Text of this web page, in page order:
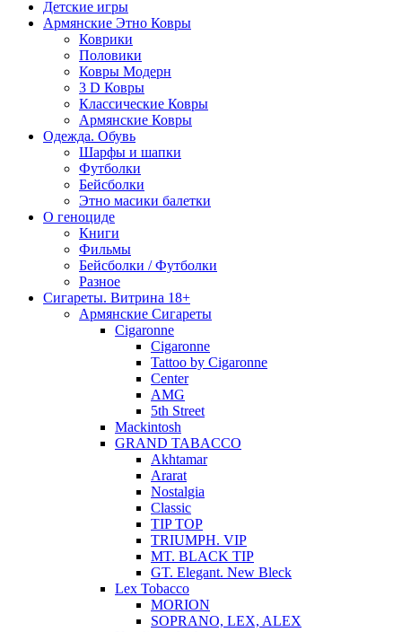
Детские игры
Армянские Этно Ковры
Коврики
Половики
Ковры Модерн
3 D Ковры
Классические Ковры
Армянские Ковры
Одежда. Обувь
Шарфы и шапки
Футболки
Бейсболки
Этно масики балетки
О геноциде
Книги
Фильмы
Бейсболки / Футболки
Разное
Сигареты. Витрина 18+
Армянские Сигареты
Cigaronne
Cigaronne
Tattoo by Cigaronne
Center
AMG
5th Street
Mackintosh
GRAND TABACCO
Akhtamar
Ararat
Nostalgia
Classic
TIP TOP
TRIUMPH. VIP
MT. BLACK TIP
GT. Elegant. New Bleck
Lex Tobacco
MORION
SOPRANO, LEX, ALEX